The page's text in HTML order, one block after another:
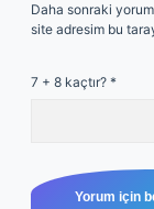
Daha sonraki
site adresim bu
7 + 8 kaçtır? *